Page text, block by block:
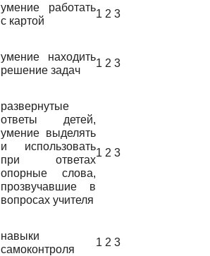
умение работать
с картой
1 2 3
умение находить
решение задач
1 2 3
развернутые
ответы детей,
умение выделять
и использовать
при ответах
опорные слова,
прозвучавшие в
вопросах учителя
1 2 3
навыки
самоконтроля
1 2 3